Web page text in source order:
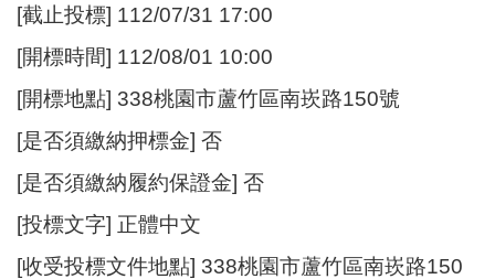
[截止投標] 112/07/31 17:00
[開標時間] 112/08/01 10:00
[開標地點] 338桃園市蘆竹區南崁路150號
[是否須繳納押標金] 否
[是否須繳納履約保證金] 否
[投標文字] 正體中文
[收受投標文件地點] 338桃園市蘆竹區南崁路150